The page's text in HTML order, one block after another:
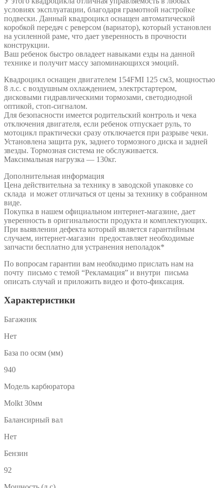
условиях эксплуатации, благодаря грамотной настройке
подвески. Данный квадроцикл оснащен автоматической
коробкой передач с реверсом (вариатор), который установлен
на усиленной раме, что дает уверенность в прочности
конструкции.
Ваш ребенок быстро овладеет навыками езды на данной
технике и получит массу запоминающихся эмоций.
Квадроцикл оснащен двигателем 154FMI 125 см3, мощностью
8 л.с. c воздушным охлаждением, электрстартером,
дисковыми гидравлическими тормозами, светодиодной
оптикой, стоп-сигналом.
Для безопасности имеется родительский контроль и чека
отключения двигателя, если ребенок отпускает руль, то
мотоцикл практически сразу отключается при разрыве чеки.
Установлена защита рук, заднего тормозного диска и задней
звезды. Тормозная система не обслуживается.
Максимальная нагрузка — 130кг.
Дополнительная информация
Цена действительна за технику в заводской упаковке со
склада и может отличаться от цены за технику в собранном
виде.
Покупка в нашем официальном интернет-магазине, дает
уверенность в оригинальности продукта и комплектующих.
При выявлении дефекта который является гарантийным
случаем, интернет-магазин предоставляет необходимые
запчасти бесплатно для устранения неполадок*
По вопросам гарантии вам необходимо прислать нам на
почту письмо с темой “Рекламация” и внутри письма
описать случай и приложить видео и фото-фиксация.
Характеристики
Багажник
Нет
База по осям (мм)
940
Модель карбюратора
Molkt 30мм
Балансирный вал
Нет
Бензин
92